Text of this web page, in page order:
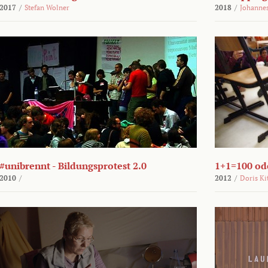
2017 / Stefan Wolner 2018 /
#unibrennt - Bildungsprotest 2.0
2010 /
1+1=100
2012 / Doris